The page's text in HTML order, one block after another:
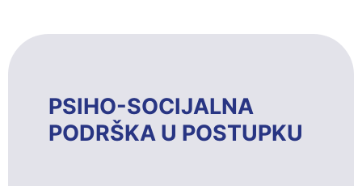
PSIHO-SOCIJALNA
PODRŠKA U POSTUPKU